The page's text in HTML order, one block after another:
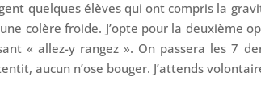
quelques élèves qui ont compris la
colère froide. J’opte pour la deuxième
« allez-y rangez ». On passera les 7
aucun n’ose bouger. J’attends